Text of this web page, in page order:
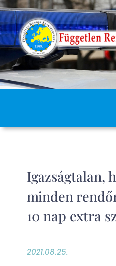
Igazságtalan,
minden
10 nap extra
2021.08.25.